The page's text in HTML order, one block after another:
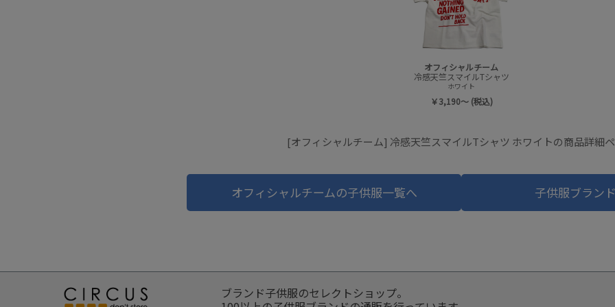
オフィシャルチーム
冷感天竺スマイルTシャツ
ホワイト
￥3,190～ (税込)
[オフィシャルチーム] 冷感天竺スマイルTシャツ ホワイトの商品詳細
オフィシャルチームの子供服一覧へ 子供服ブラン
ブランド子供服のセレクトショップ。